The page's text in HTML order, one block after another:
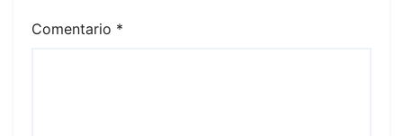
Comentario *